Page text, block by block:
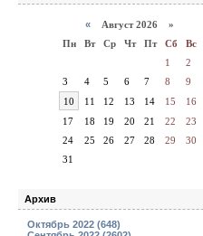
« Август 2026 »
Пн
Вт Ср Чт Пт Сб
Вс
1
2
3
4 5 6 7 8
9
10
11 12 13 14 15
16
17
18 19 20 21 22
23
24
25 26 27 28 29
30
31
Архив
Октябрь 2022 (648)